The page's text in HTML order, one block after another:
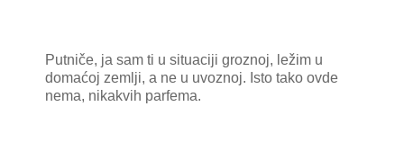
Putniče, ja sam ti u situaciji groznoj, ležim u
domaćoj zemlji, a ne u uvoznoj. Isto tako ovde
nema, nikakvih parfema.